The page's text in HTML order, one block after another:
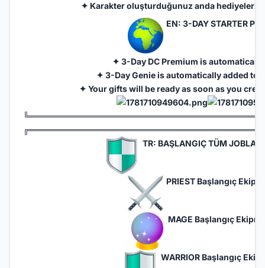
✦ Karakter oluşturduğunuz anda
EN: 3-DAY STARTER
✦ 3-Day DC Premium is
✦ 3-Day Genie is automatically added to
✦ Your gifts will be ready as soon as you
TR: BAŞLANGIÇ TÜM
PRIEST Başlangıç
MAGE Başlangıç
WARRIOR Başlangıç